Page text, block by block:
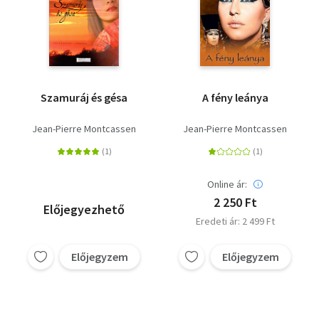
Történelem
Szamuráj és gésa
Jean-Pierre Montcassen
Előjegyezhető
Előjegyzem
A fény leánya
Jean-Pierre Montcassen
Online ár:
2 250 Ft
Eredeti ár: 2 499 Ft
Előjegyzem